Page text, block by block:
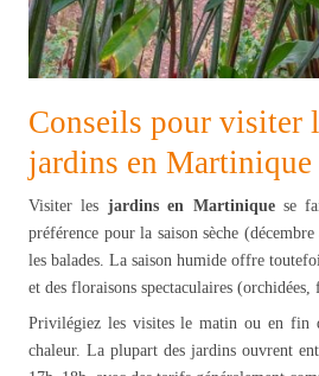
Conseils pour visiter
jardins en Martinique
Visiter les jardins en Martiniquese
préférence pour la saison sèche
les balades. La saison humide offre
et des floraisons spectaculaires (orchidées,
Privilégiez les visites le matin ou en fin
chaleur. La plupart des jardins ouvrent